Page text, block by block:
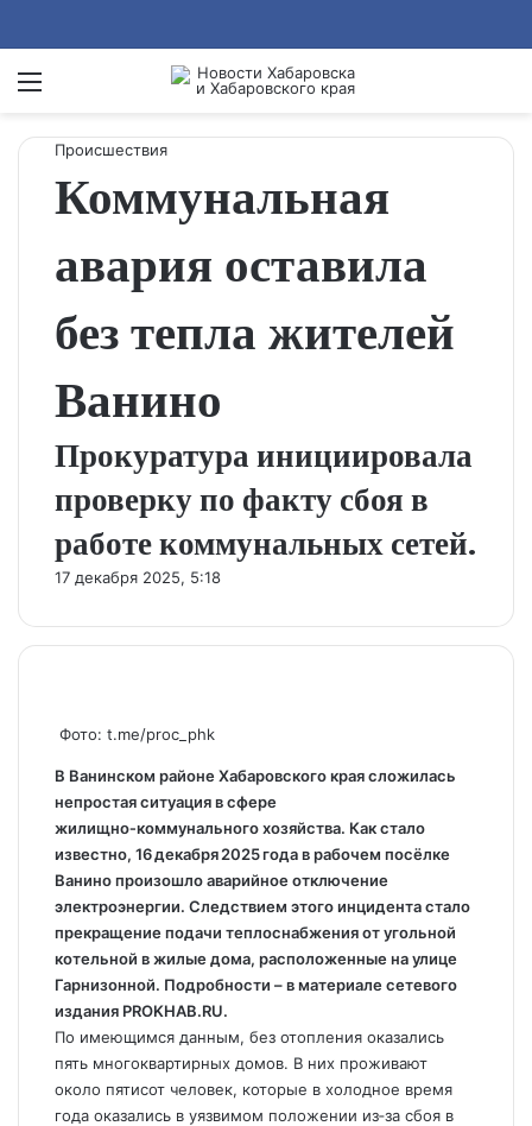
Menu
Происшествия
Коммунальная
авария оставила
без тепла жителей
Ванино
Прокуратура инициировала
проверку по факту сбоя в
работе коммунальных сетей.
17 декабря 2025, 5:18
Фото: t.me/proc_phk
В Ванинском районе Хабаровского края сложилась
непростая ситуация в сфере
жилищно‑коммунального хозяйства. Как стало
известно, 16 декабря 2025 года в рабочем посёлке
Ванино произошло аварийное отключение
электроэнергии. Следствием этого инцидента стало
прекращение подачи теплоснабжения от угольной
котельной в жилые дома, расположенные на улице
Гарнизонной. Подробности – в материале сетевого
издания PROKHAB.RU.
По имеющимся данным, без отопления оказались
пять многоквартирных домов. В них проживают
около пятисот человек, которые в холодное время
года оказались в уязвимом положении из‑за сбоя в